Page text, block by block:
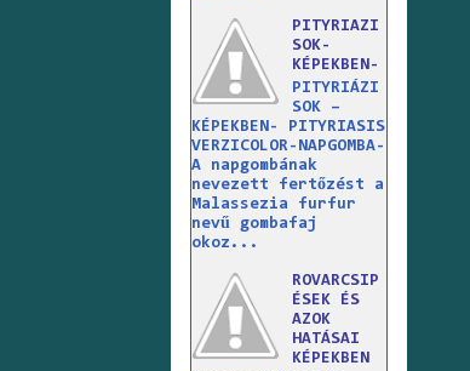
PITYRIAZI
SOK-
KÉPEKBEN-
PITYRIÁZI
SOK –
KÉPEKBEN- PITYRIASIS
VERZICOLOR-NAPGOMBA-
A napgombának
nevezett fertőzést a
Malassezia furfur
nevű gombafaj
okoz...
ROVARCSIP
ÉSEK ÉS
AZOK
HATÁSAI
KÉPEKBEN